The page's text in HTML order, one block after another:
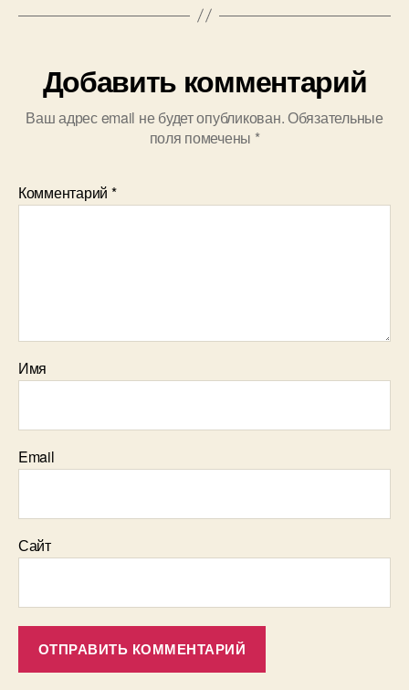
Добавить комментарий
Ваш адрес email не будет опубликован.Обязательные
поля помечены *
Комментарий *
Имя
Email
Сайт